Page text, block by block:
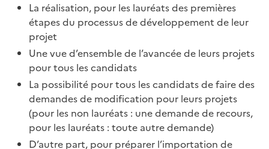
La réalisation, pour les lauréats des premières
étapes du processus de développement de leur
projet
Une vue d’ensemble de l’avancée de leurs projets
pour tous les candidats
La possibilité pour tous les candidats de faire des
demandes de modification pour leurs projets
(pour les non lauréats : une demande de recours,
pour les lauréats : toute autre demande)
D’autre part, pour préparer l’importation de